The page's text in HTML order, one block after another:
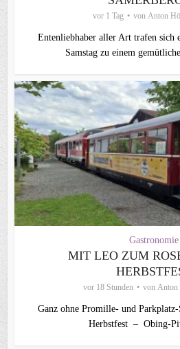
vor 1 Tag von Anton
Entenliebhaber aller Art trafen sich
Samstag zu einem
Gastronomie
MIT LEO ZUM
vor 18 Stunden von Anton
Ganz ohne Promille- und
Herbstfest – Obing-